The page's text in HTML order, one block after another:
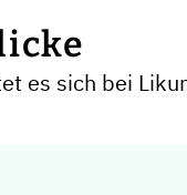
es sich bei